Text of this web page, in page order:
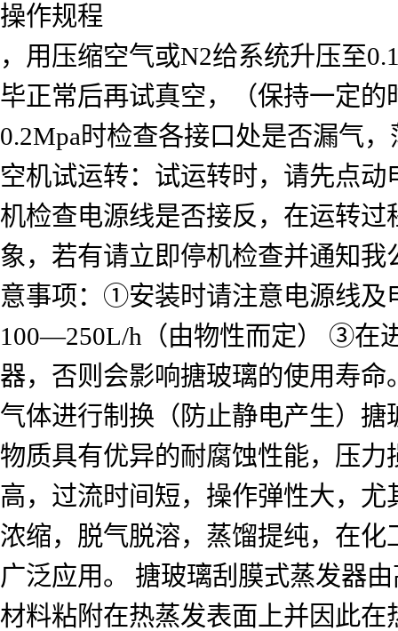
操作规程
，用压缩空气或N2给系统升压至
毕正常后再试真空，（保持一定
0.2Mpa时检查各接口处是否漏气
空机试运转：试运转时，请先点
机检查电源线是否接反，在运转
象，若有请立即停机检查并通知
意事项：①安装时请注意电源线及
100—250L/h（由物性而定） ③在
器，否则会影响搪玻璃的使用寿
气体进行制换（防止静电产生）
物质具有优异的耐腐蚀性能，压
高，过流时间短，操作弹性大，
浓缩，脱气脱溶，蒸馏提纯，在
广泛应用。 搪玻璃刮膜式蒸发器
材料粘附在热蒸发表面上并因此